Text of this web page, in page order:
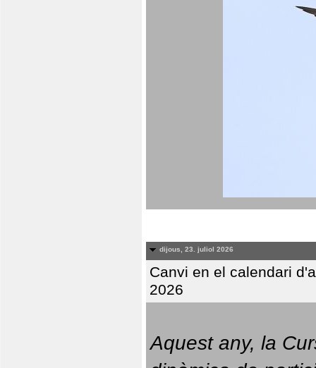
dijous, 23. juliol 2026
Canvi en el calendari
2026
Aquest any, la